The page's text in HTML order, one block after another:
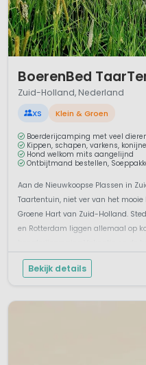
BoerenBed
Zuid-Holland, Nederland
XS Klein & Groen
Boerderijcamping met veel
Kippen, schapen, varkens,
Hond welkom mits aangelijnd
Ontbijtmand bestellen,
Aan de Nieuwkoopse Plassen in
Taartentuin, niet ver van het
Groene Hart van Zuid-Holland.
en Rotterdam liggen allemaal op
Marisca zijn tro...
Bekijk details